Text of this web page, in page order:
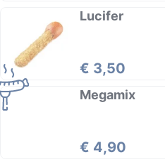
Lucifer
€ 3,50
Megamix
€ 4,90